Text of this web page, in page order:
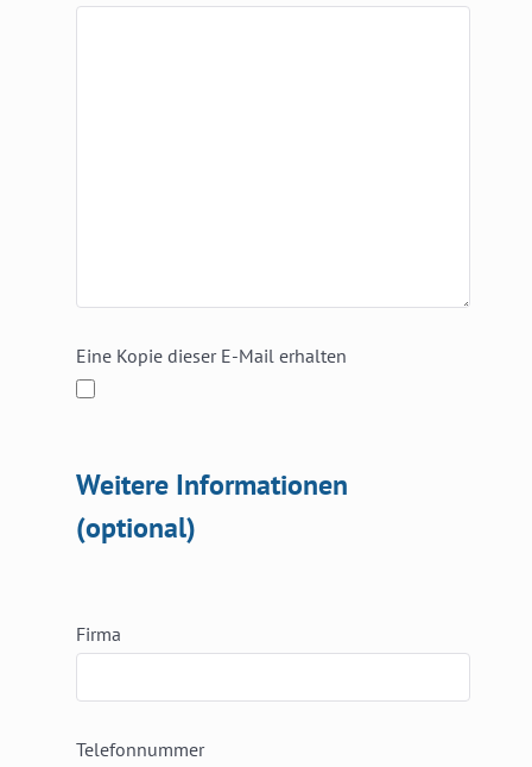
Eine Kopie dieser E-Mail erhalten
Weitere Informationen
(optional)
Firma
Telefonnummer